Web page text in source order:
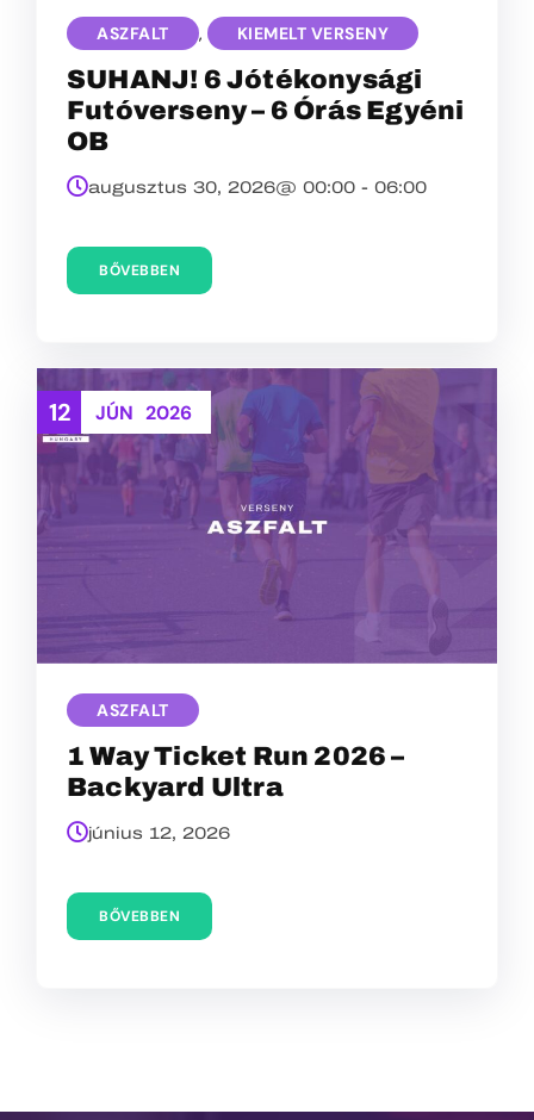
ASZFALT , KIEMELT VERSENY
SUHANJ! 6 Jótékonysági
Futóverseny – 6 Órás Egyéni
OB
augusztus 30, 2026@ 00:00 - 06:00
BŐVEBBEN
12 JÚN 2026
ASZFALT
1 Way Ticket Run 2026 –
Backyard Ultra
június 12, 2026
BŐVEBBEN